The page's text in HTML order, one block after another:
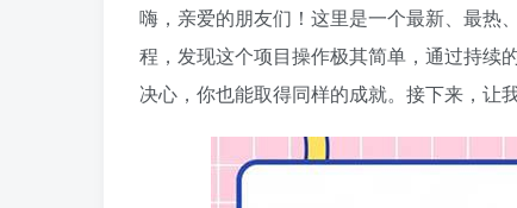
嗨，亲爱的朋友们！这里是一个最新、最
程，发现这个项目操作极其简单，通过持续
决心，你也能取得同样的成就。接下来，让